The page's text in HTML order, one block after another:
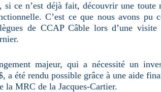
si ce n’est déjà fait, découvrir une toute
C’est ce que nous avons pu
de CCAP Câble lors d’une
majeur, qui a nécessité un
a été rendu possible grâce à une aide
la MRC de la Jacques-Cartier.